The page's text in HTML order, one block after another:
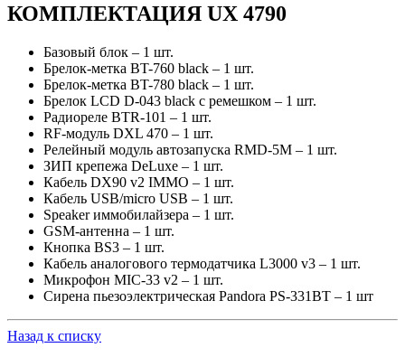
КОМПЛЕКТАЦИЯ UX 4790
Базовый блок – 1 шт.
Брелок-метка BT-760 black – 1 шт.
Брелок-метка BT-780 black – 1 шт.
Брелок LCD D-043 black с ремешком – 1 шт.
Радиореле BTR-101 – 1 шт.
RF-модуль DXL 470 – 1 шт.
Релейный модуль автозапуска RMD-5M – 1 шт.
ЗИП крепежа DeLuxe – 1 шт.
Кабель DX90 v2 IMMO – 1 шт.
Кабель USB/micro USB – 1 шт.
Speaker иммобилайзера – 1 шт.
GSM-антенна – 1 шт.
Кнопка BS3 – 1 шт.
Кабель аналогового термодатчика L3000 v3 – 1 шт.
Микрофон MIC-33 v2 – 1 шт.
Сирена пьезоэлектрическая Pandora PS-331BT – 1 шт
Назад к списку